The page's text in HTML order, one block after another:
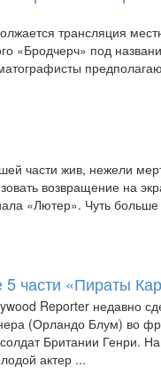
трансляция
«Бродчерч» под
части жив, нежели
возвращение на
«Лютер». Чуть
части «Пираты
Reporter недавно
(Орландо Блум) во
Британии Генри.
актер ...